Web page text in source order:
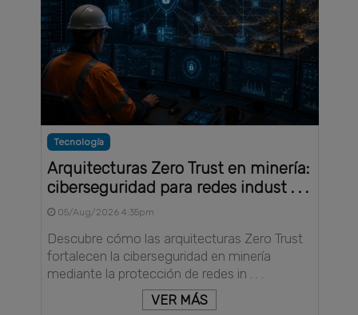
Tecnología
Arquitecturas Zero Trust en minería:
ciberseguridad para redes indust . . .
05/Aug/2026 4:35pm
Descubre cómo las arquitecturas Zero Trust
fortalecen la ciberseguridad en minería
mediante la protección de redes in . . .
VER MÁS